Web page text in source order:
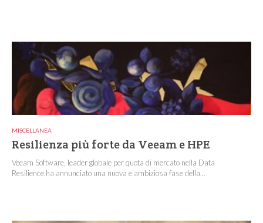
MISCELLANEA
Resilienza più forte da Veeam e HPE
Veeam Software, leader globale per quota di mercato nella Data
Resilience,ha annunciato una nuova e ambiziosa fase della...